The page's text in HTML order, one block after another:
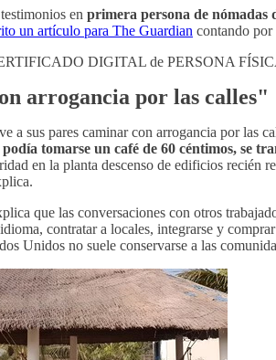
en primera persona de nómadas
un artículo para The Guardian contando por
DIGITAL de PERSONA
arrogancia por las calles"
a sus pares caminar con arrogancia por las
tomarse un café de 60 céntimos, se
en la planta descenso de edificios recién
que las conversaciones con otros
contratar a locales, integrarse y
Unidos no suele conservarse a las